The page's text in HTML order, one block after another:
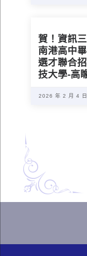
賀！資訊
南港高中
選才聯合
技大學-高
2026 年 2 月 4 日